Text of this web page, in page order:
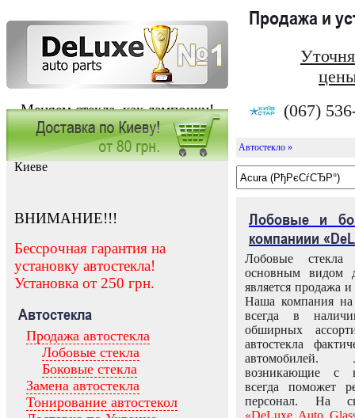
Меняем стекла, как лампочки!
Продажа и
(067)
Заказать установку автостекла в
Киеве
ВНИМАНИЕ!!!
Бессрочная гарантия на
установку автостекла!
Установка от 250 грн.
Автостекла
Продажа автостекла
Лобовые стекла
Боковые стекла
Замена автостекла
Тонирование автостекол
Автостекло »
Лобовые и
компаниии
Лобовые
основным видом
является продажа и
Наша компания на
всегда в
обширных
автостекла
возникающие с
всегда поможет
персонал. На
«DeLuxe Auto